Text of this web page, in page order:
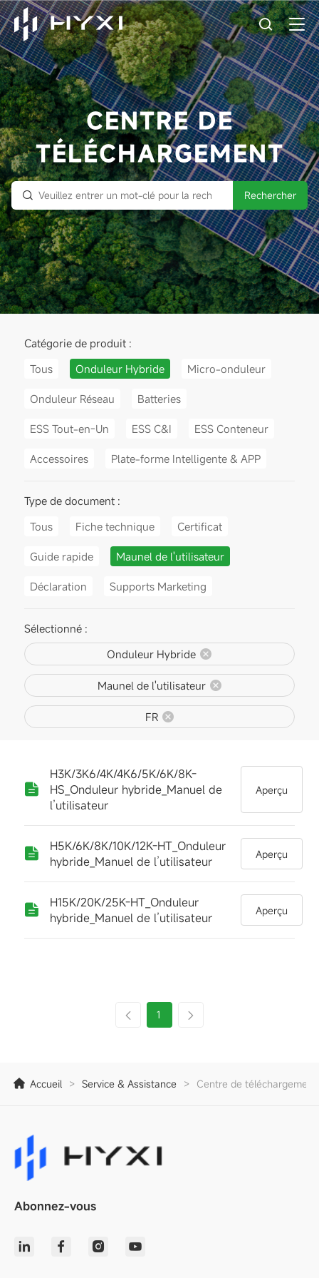
CENTRE DE
TÉLÉCHARGEMENT
Rechercher
Catégorie de produit :
Tous
Onduleur Hybride Micro-onduleur
Onduleur Réseau Batteries
ESS Tout-en-Un ESS C&I ESS Conteneur
Accessoires Plate-forme Intelligente & APP
Type de document :
Tous
Fiche technique Certificat
Guide rapide Maunel de l'utilisateur
Déclaration Supports Marketing
Sélectionné :
Onduleur Hybride
Maunel de l'utilisateur
FR
H3K/3K6/4K/4K6/5K/6K/8K-
HS_Onduleur hybride_Manuel de
l’utilisateur
Aperçu
H5K/6K/8K/10K/12K-HT_Onduleur
hybride_Manuel de l’utilisateur
Aperçu
H15K/20K/25K-HT_Onduleur
hybride_Manuel de l’utilisateur
Aperçu
1
Accueil > Service & Assistance > Centre de téléchargement
Abonnez-vous